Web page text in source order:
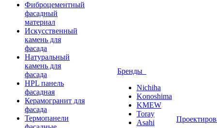
Фиброцементный
фасадный
материал
Искусственный
камень для
фасада
Натуральный
камень для
фасада
HPL панель
фасадная
Керамогранит для
фасада
Термопанели
Бренды
Nichiha
Konoshima
KMEW
Toray
Asahi